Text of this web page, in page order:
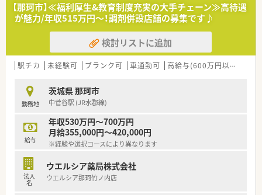
【那珂市】≪福利厚生&教育制度充実の大手チェーン≫高待遇
が魅力/年収515万円～！調剤併設店舗の募集です♪
検討リストに追加
駅チカ 未経験可 ブランク可 車通勤可 高給与(600万円以上)
勤務地
茨城県 那珂市
中菅谷駅 (JR水郡線)
給与
年収530万円～700万円
月給355,000円～420,000円
※経験や選択コースにより異なります
法人
名
ウエルシア薬局株式会社
ウエルシア那珂竹ノ内店